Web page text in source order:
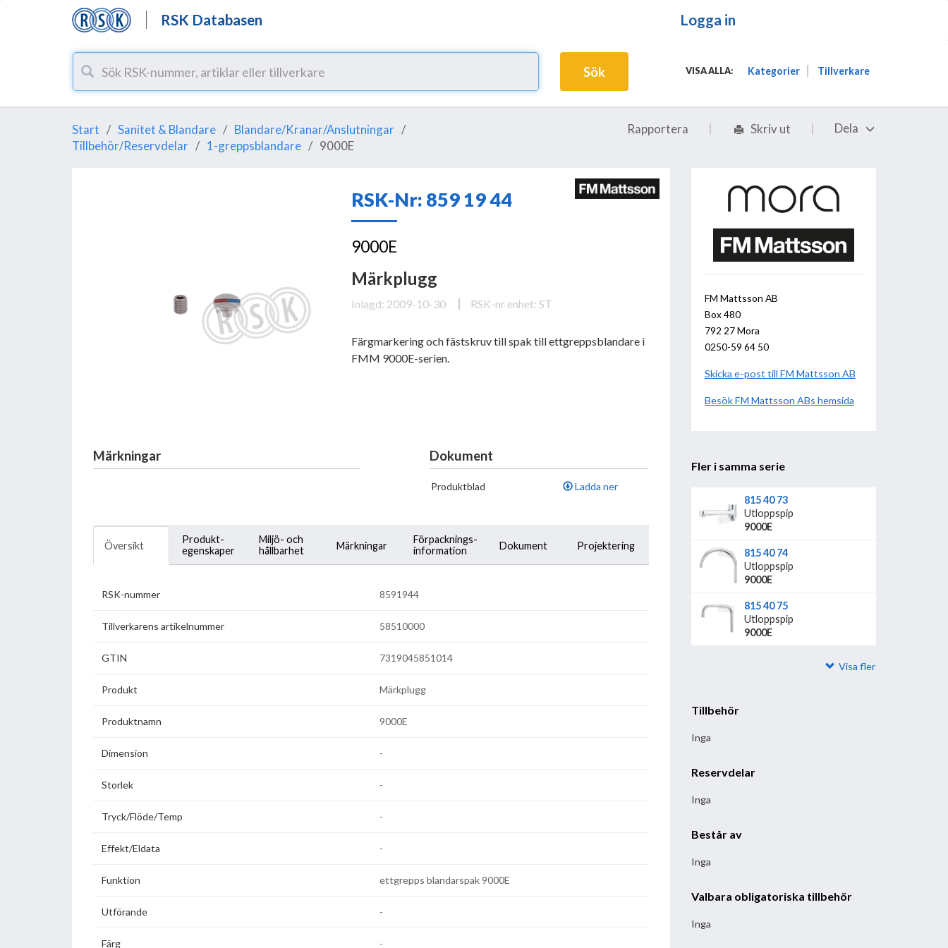
RSK Databasen Logga in
Sök VISA ALLA: Kategorier Tillverkare
Start Sanitet & Blandare
Blandare/Kranar/Anslutningar
Tillbehör/Reservdelar
1-greppsblandare 9000E
Rapportera Skriv ut Dela
RSK-Nr: 859 19 44
9000E
Märkplugg
Inlagd: 2009-10-30 RSK-nr enhet: ST
Färgmarkering och fästskruv till spak till ettgreppsblandare i
FMM 9000E-serien.
Märkningar Dokument
Produktblad Ladda ner
Översikt
Produkt-
egenskaper
Miljö- och
hållbarhet
Märkningar
Förpacknings-
information
Dokument Projektering
RSK-nummer 8591944
Tillverkarens artikelnummer 58510000
GTIN 7319045851014
Produkt Märkplugg
Produktnamn 9000E
Dimension -
Storlek -
Tryck/Flöde/Temp -
Effekt/Eldata -
Funktion ettgrepps blandarspak 9000E
Utförande -
Färg -
FM Mattsson AB
Box 480
792 27 Mora
0250-59 64 50
Skicka e-post till FM Mattsson AB
BesökFM Mattsson AB hemsida
Fler i samma serie
815 40 73
Utloppspip
9000E
815 40 74
Utloppspip
9000E
815 40 75
Utloppspip
9000E
Visa fler
Tillbehör
Inga
Reservdelar
Inga
Består av
Inga
Valbara obligatoriska tillbehör
Inga